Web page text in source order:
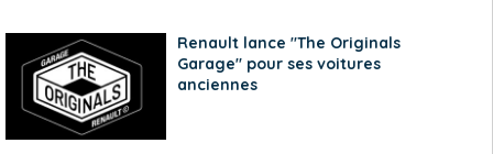
Renault lance "The Originals
Garage" pour ses voitures
anciennes